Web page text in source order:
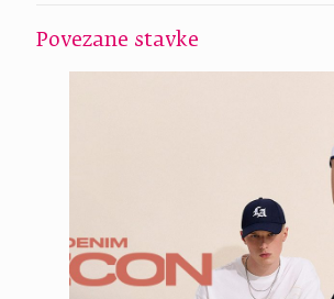
Povezane stavke